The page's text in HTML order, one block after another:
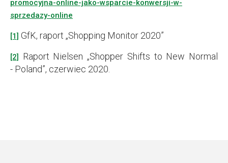
promocyjna-online-jako-wsparcie-konwersji-w-
sprzedazy-online
[1] GfK, raport „Shopping Monitor 2020”
[2]
Raport Nielsen „Shopper Shifts to New Normal
- Poland”, czerwiec 2020.